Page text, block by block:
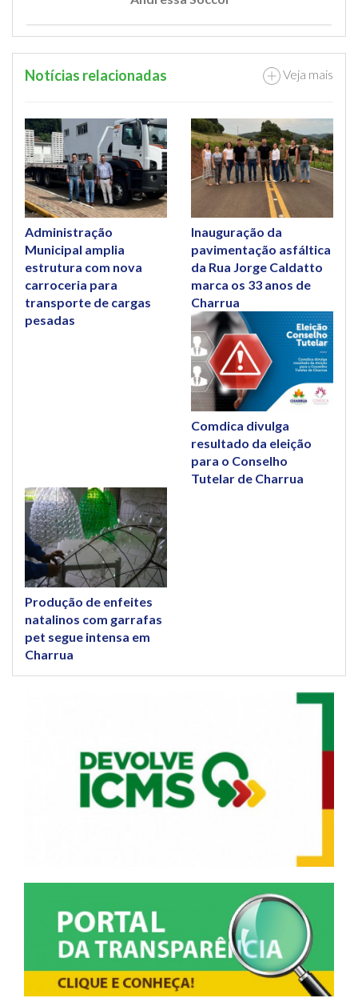
Notícias relacionadas Veja mais
Administração
Municipal amplia
estrutura com nova
carroceria para
transporte de cargas
pesadas
Inauguração da
pavimentação asfáltica
da Rua Jorge Caldatto
marca os 33 anos de
Charrua
Comdica divulga
resultado da eleição
para o Conselho
Tutelar de Charrua
Produção de enfeites
natalinos com garrafas
pet segue intensa em
Charrua